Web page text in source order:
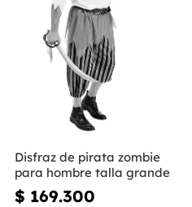
Disfraz de pirata zombie
para hombre talla grande
$ 169.300